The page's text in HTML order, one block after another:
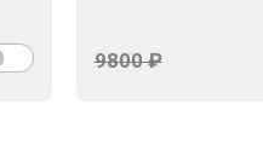
9800 ₽